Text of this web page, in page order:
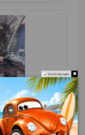
Do not show again.